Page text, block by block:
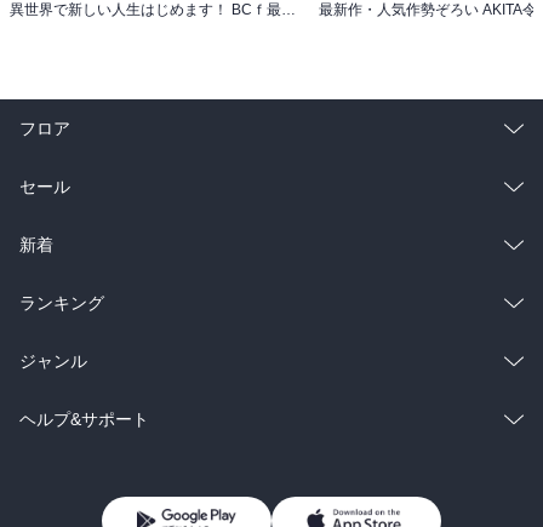
異世界で新しい人生はじめます！ BCｆ最新刊配信記念フェア
フロア
総合
ラノベ
雑誌・グラビア
BL・TL
セール
総合
ラノベ
雑誌・グラビア
BL・TL
新着
総合
ラノベ
雑誌・グラビア
ランキング
総合
ラノベ
ジャンル
コミック
ヘルプ&サポート